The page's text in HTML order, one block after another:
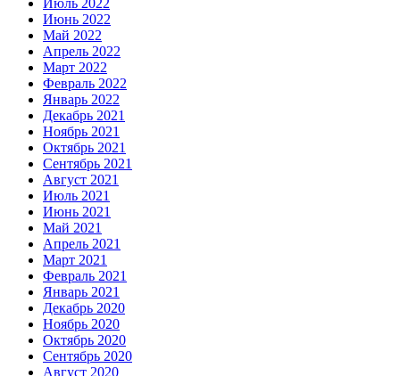
Июнь 2022
Май 2022
Апрель 2022
Март 2022
Февраль 2022
Январь 2022
Декабрь 2021
Ноябрь 2021
Октябрь 2021
Сентябрь 2021
Август 2021
Июль 2021
Июнь 2021
Май 2021
Апрель 2021
Март 2021
Февраль 2021
Январь 2021
Декабрь 2020
Ноябрь 2020
Октябрь 2020
Сентябрь 2020
Август 2020